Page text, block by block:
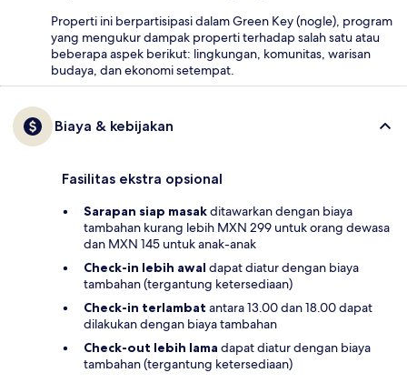
Properti ini berpartisipasi dalam Green Key (nogle), program
yang mengukur dampak properti terhadap salah satu atau
beberapa aspek berikut: lingkungan, komunitas, warisan
budaya, dan ekonomi setempat.
Biaya & kebijakan
Fasilitas ekstra opsional
Sarapan siap masakditawarkan dengan biaya
tambahan kurang lebih MXN 299 untuk orang dewasa
dan MXN 145 untuk anak-anak
Check-in lebih awal dapat diatur dengan biaya
tambahan (tergantung ketersediaan)
Check-in terlambat antara 13.00 dan 18.00 dapat
dilakukan dengan biaya tambahan
Check-out lebih lama dapat diatur dengan biaya
tambahan (tergantung ketersediaan)